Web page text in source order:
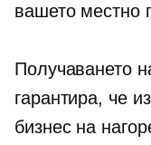
вашето местно
Получаването
гарантира, че
бизнес на